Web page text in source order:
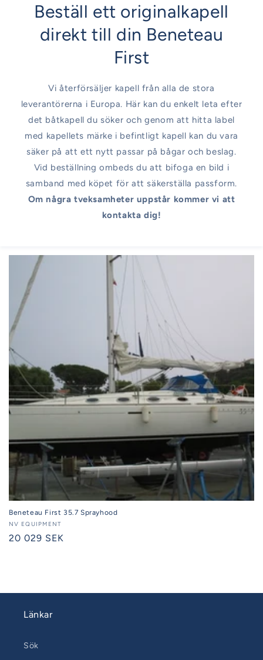
Beställ ett originalkapell
direkt till din Beneteau
First
Vi återförsäljer kapell från alla de stora
leverantörerna i Europa. Här kan du enkelt leta efter
det båtkapell du söker och genom att hitta label
med kapellets märke i befintligt kapell kan du vara
säker på att ett nytt passar på bågar och beslag.
Vid beställning ombeds du att bifoga en bild i
samband med köpet för att säkerställa passform.
Om några tveksamheter uppstår kommer vi att
kontakta dig!
Beneteau First 35.7 Sprayhood
Säljare:
NV EQUIPMENT
Ordinarie
20 029 SEK
Länkar
Sök